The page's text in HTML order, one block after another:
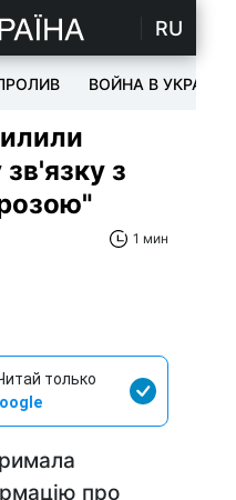
RU
ВОЙНА В УКРАИНЕ
з
1 мин
только
про